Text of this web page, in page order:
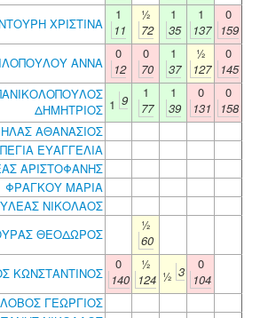
ΧΡΙΣΤΙΝΑ
1
11
½
72
1
35
1
137
0
159
ΑΝΝΑ
0
12
0
70
1
37
½
127
0
145
ΔΗΜΗΤΡΙΟΣ 1 9
1
77
1
39
0
131
0
158
ΑΘΑΝΑΣΙΟΣ
ΕΥΑΓΓΕΛΙΑ
ΑΡΙΣΤΟΦΑΝΗΣ
ΦΡΑΓΚΟΥ ΜΑΡΙΑ
ΝΙΚΟΛΑΟΣ
ΘΕΟΔΩΡΟΣ
½
60
ΚΩΝΣΤΑΝΤΙΝΟΣ
0
140
½
124 ½ 3
0
104
ΓΕΩΡΓΙΟΣ